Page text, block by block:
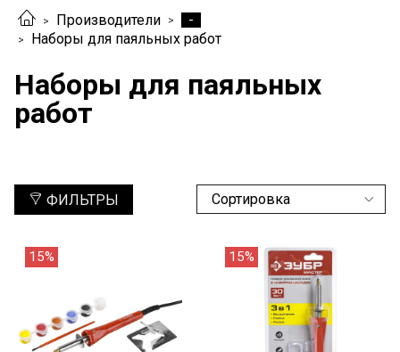
Производители
-
Наборы для паяльных работ
Наборы для паяльных
работ
ФИЛЬТРЫ
15% 15%